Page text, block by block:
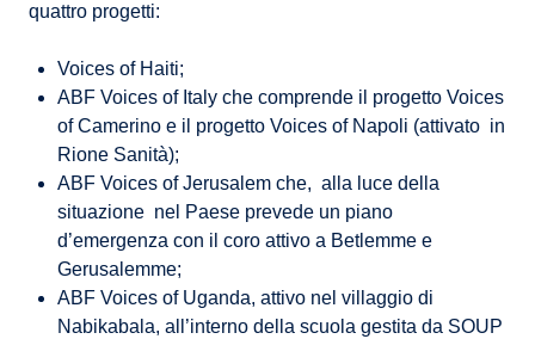
quattro progetti:
Voices of Haiti;
ABF Voices of Italy che comprende il progetto Voices
of Camerino e il progetto Voices of Napoli (attivato in
Rione Sanità);
ABF Voices of Jerusalem che, alla luce della
situazione nel Paese prevede un piano
d’emergenza con il coro attivo a Betlemme e
Gerusalemme;
ABF Voices of Uganda, attivo nel villaggio di
Nabikabala, all’interno della scuola gestita da SOUP